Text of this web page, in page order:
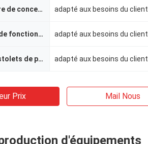
La température de conception adapté aux besoins du client
Température de fonctionnement adapté aux besoins du client
Nombre de pistolets de pulvérisation adapté aux besoins du client
Prix Mail Nous
d'équipements